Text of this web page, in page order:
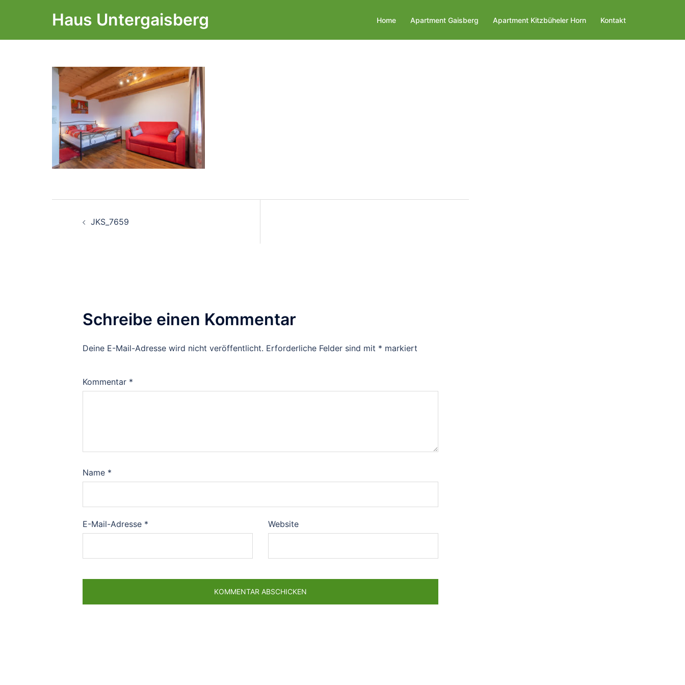
Haus Untergaisberg Home Apartment Gaisberg Apartment Kitzbüheler Horn Kontakt
JKS_7659
Schreibe einen Kommentar
Deine E-Mail-Adresse wird nicht veröffentlicht. Erforderliche Felder sind mit * markiert
Kommentar *
Name *
E-Mail-Adresse * Website